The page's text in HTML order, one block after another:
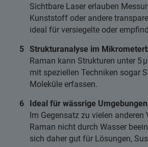
Sichtbare Laser erlauben
Kunststoff oder andere
ideal für versiegelte oder
Strukturanalyse im
Raman kann Strukturen unter 5
mit speziellen Techniken sogar
Moleküle erfassen.
Ideal für wässrige
Im Gegensatz zu vielen anderen
Raman nicht durch Wasser
sich daher gut für Lösungen,